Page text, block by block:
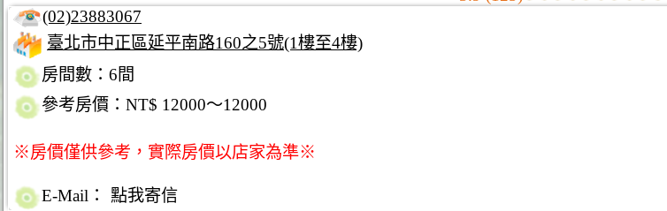
(02)23883067
臺北市中正區延平南路160之5號(1樓至4樓)
房間數：6間
參考房價：NT$ 12000～12000
※房價僅供參考，實際房價以店家為準※
E-Mail： 點我寄信